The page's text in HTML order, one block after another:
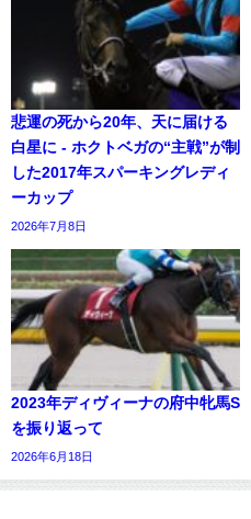
悲運の死から20年、天に届ける
白星に - ホクトベガの“主戦”が制
した2017年スパーキングレディ
ーカップ
2026年7月8日
2023年ディヴィーナの府中牝馬S
を振り返って
2026年6月18日